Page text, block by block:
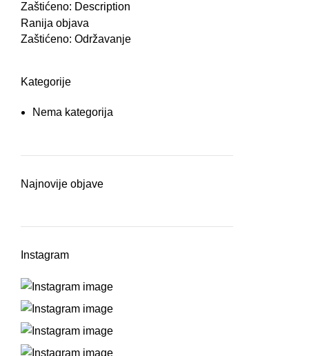
Zaštićeno: Description
Ranija objava
Zaštićeno: Održavanje
Kategorije
Nema kategorija
Najnovije objave
Instagram